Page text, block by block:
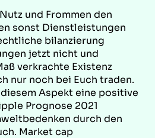
und Frommen den
sonst Dienstleistungen
bilanzierung
jetzt nicht und
verkrachte Existenz
nur noch bei Euch traden.
Aspekt eine positive
Prognose 2021
durch den
Market cap